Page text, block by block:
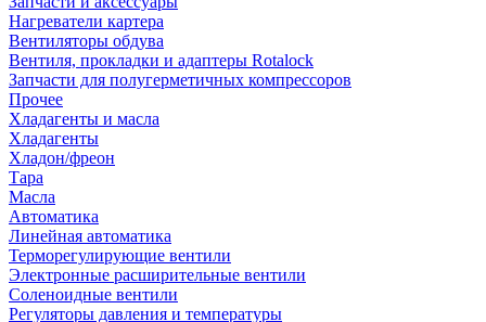
Нагреватели картера
Вентиляторы обдува
Вентиля, прокладки и адаптеры Rotalock
Запчасти для полугерметичных компрессоров
Прочее
Хладагенты и масла
Хладагенты
Хладон/фреон
Тара
Масла
Автоматика
Линейная автоматика
Терморегулирующие вентили
Электронные расширительные вентили
Соленоидные вентили
Регуляторы давления и температуры